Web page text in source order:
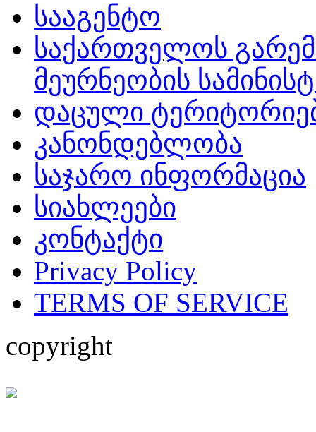
სააგენტო
საქართველოს
მეურნეობის
დაცული
კანონდებლობა
საჯარო ინფორმაცია
სიახლეები
კონტაქტი
Privacy Policy
TERMS OF SERVICE
copyright